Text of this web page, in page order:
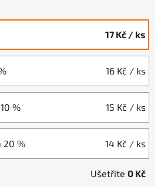
17 Kč / ks
16 Kč / ks
% 15 Kč / ks
20 % 14 Kč / ks
Ušetříte 0 Kč